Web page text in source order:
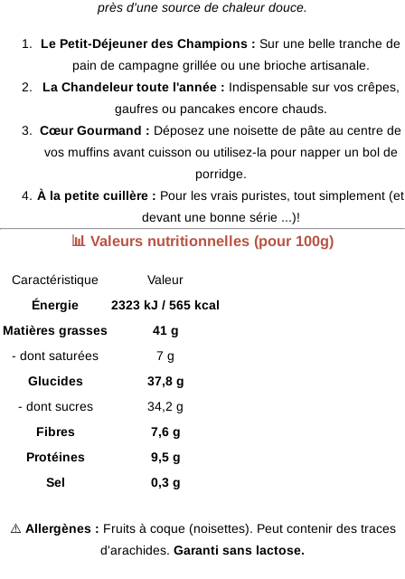
près d'une source de chaleur douce.
Le Petit-Déjeuner des Champions : Sur une belle tranche de
pain de campagne grillée ou une brioche artisanale.
La Chandeleur toute l'année : Indispensable sur vos crêpes,
gaufres ou pancakes encore chauds.
Cœur Gourmand : Déposez une noisette de pâte au centre de
vos muffins avant cuisson ou utilisez-la pour napper un bol de
porridge.
À la petite cuillère : Pour les vrais puristes, tout simplement (et
devant une bonne série ...)!
📊 Valeurs nutritionnelles (pour 100g)
Caractéristique
Valeur
Énergie
2323 kJ / 565 kcal
Matières grasses
41 g
- dont saturées
7 g
Glucides
37,8 g
- dont sucres
34,2 g
Fibres
7,6 g
Protéines
9,5 g
Sel
0,3 g
⚠️ Allergènes : Fruits à coque (noisettes). Peut contenir des traces
d'arachides. Garanti sans lactose.